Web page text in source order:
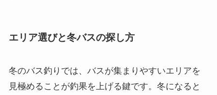
エリア選びと冬バスの探し方
冬のバス釣りでは、バスが集まりやすいエリアを
見極めることが釣果を上げる鍵です。冬になると